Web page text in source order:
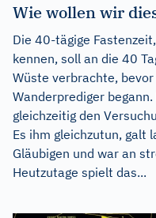
Wie wollen wir
Die 40-tägige
kennen, soll an die 40
Wüste verbrachte,
Wanderprediger
gleichzeitig den
Es ihm gleichzutun, galt
Gläubigen und war an
Heutzutage spielt das...